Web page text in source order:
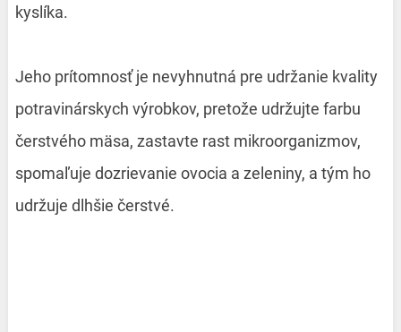
kyslíka.
Jeho prítomnosť je nevyhnutná pre udržanie kvality
potravinárskych výrobkov, pretože udržujte farbu
čerstvého mäsa, zastavte rast mikroorganizmov,
spomaľuje dozrievanie ovocia a zeleniny, a tým ho
udržuje dlhšie čerstvé.